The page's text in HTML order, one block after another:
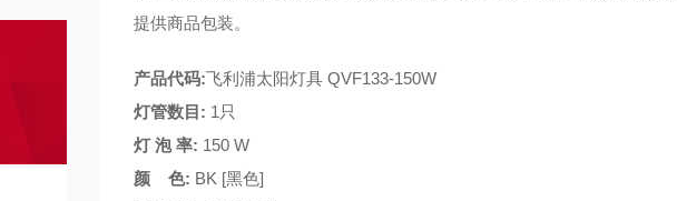
提供商品包装。
产品代码:飞利浦太阳灯具 QVF133-150W
灯管数目: 1只
灯 泡 率: 150 W
颜 色: BK [黑色]